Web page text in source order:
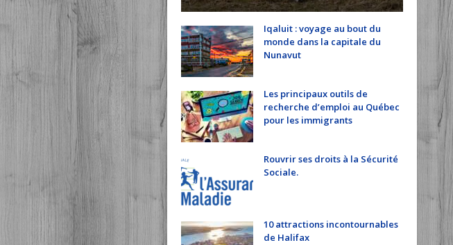
Iqaluit : voyage au bout du
monde dans la capitale du
Nunavut
Les principaux outils de
recherche d’emploi au Québec
pour les immigrants
Rouvrir ses droits à la Sécurité
Sociale.
10 attractions incontournables
de Halifax